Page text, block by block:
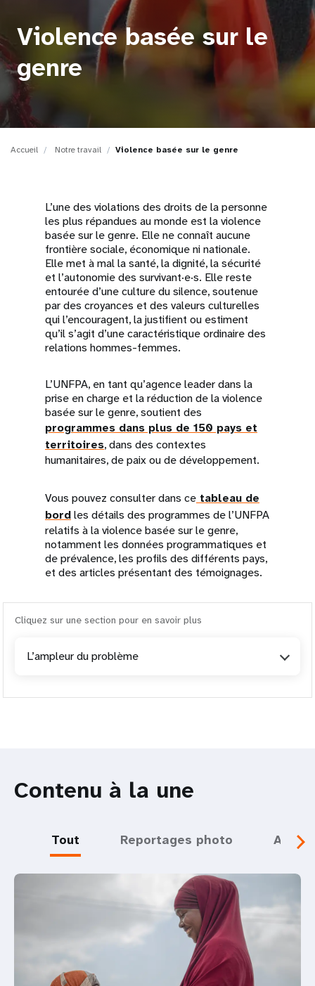
i
o
n
Violence basée sur le
genre
Accueil Notre travail Violence basée sur le genre
L’une des violations des droits de la personne
les plus répandues au monde est la violence
basée sur le genre. Elle ne connaît aucune
frontière sociale, économique ni nationale.
Elle met à mal la santé, la dignité, la sécurité
et l’autonomie des survivant·e·s. Elle reste
entourée d’une culture du silence, soutenue
par des croyances et des valeurs culturelles
qui l’encouragent, la justifient ou estiment
qu’il s’agit d’une caractéristique ordinaire des
relations hommes-femmes.
L’UNFPA, en tant qu’agence leader dans la
prise en charge et la réduction de la violence
basée sur le genre, soutient des
programmes dans plus de 150 pays et
territoires, dans des contextes
humanitaires, de paix ou de développement.
Vous pouvez consulter dans ce tableau de
bordles détails des programmes de l’UNFPA
relatifs à la violence basée sur le genre,
notamment les données programmatiques et
de prévalence, les profils des différents pays,
et des articles présentant des témoignages.
Cliquez sur une section pour en savoir plus
L’ampleur du problème
Contenu à la une
Tout Reportages photo